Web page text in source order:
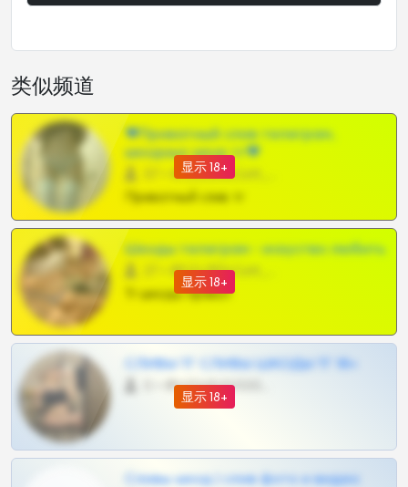
类似频道
显示 18+
❤Приватный слив телеграм,
шкодных шкур тг❤
Приватный слив тг
显示 18+
Шкоды телеграм - искуство любить
Тг шкоды приват
显示 18+
СЛИВЫ ТГ СЛИВЫ ШКОДЫ ТГ 18+
Сливы шкод | слив фото и видео